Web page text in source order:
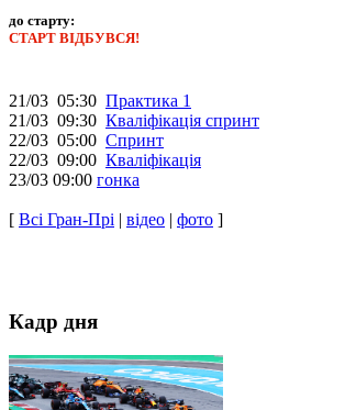
до старту:
СТАРТ ВІДБУВСЯ!
21/03 05:30 Практика 1
21/03 09:30 Кваліфікація спринт
22/03 05:00 Спринт
22/03 09:00 Кваліфікація
23/03 09:00 гонка
[ Всі Гран-Прі | відео | фото ]
Кадр дня